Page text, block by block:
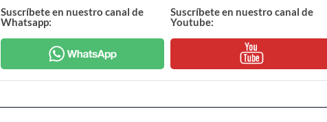
Suscríbete en nuestro canal de
Whatsapp:
Suscríbete en nuestro canal de
Youtube: